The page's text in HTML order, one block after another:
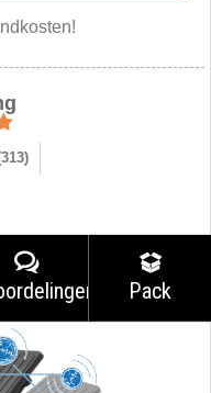
313)
Pack